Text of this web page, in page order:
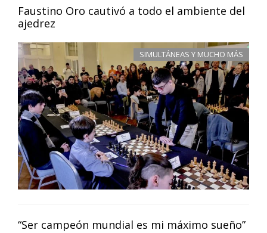
Faustino Oro cautivó a todo el ambiente del
ajedrez
SIMULTÁNEAS Y MUCHO MÁS
“Ser campeón mundial es mi máximo sueño”